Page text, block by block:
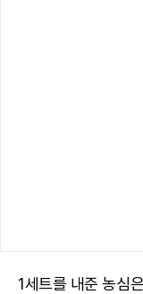
1세트를 내준 농심